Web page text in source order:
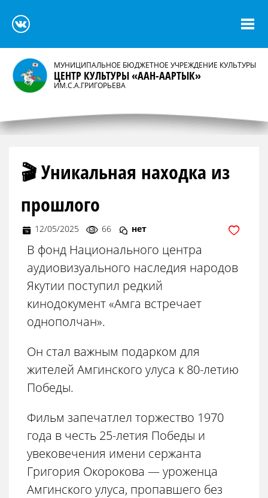
МУНИЦИПАЛЬНОЕ БЮДЖЕТНОЕ УЧРЕЖДЕНИЕ КУЛЬТУРЫ
ЦЕНТР КУЛЬТУРЫ «ААН-ААРТЫК»
ИМ.С.А.ГРИГОРЬЕВА
🎬 Уникальная находка из
прошлого
12/05/2025 66 нет
В фонд Национального центра
аудиовизуального наследия народов
Якутии поступил редкий
кинодокумент «Амга встречает
однополчан».
Он стал важным подарком для
жителей Амгинского улуса к 80-летию
Победы.
Фильм запечатлел торжество 1970
года в честь 25-летия Победы и
увековечения имени сержанта
Григория Окорокова — уроженца
Амгинского улуса, пропавшего без